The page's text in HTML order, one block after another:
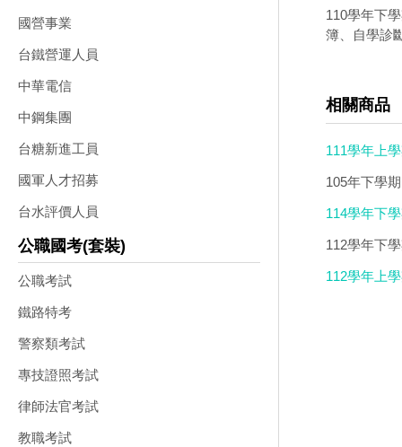
國營事業
台鐵營運人員
中華電信
中鋼集團
台糖新進工員
國軍人才招募
台水評價人員
公職國考(套裝)
公職考試
鐵路特考
警察類考試
專技證照考試
律師法官考試
教職考試
110學年下
簿、自學診
相關商品
111學年上
學光碟DVD
105年下學期國小輔助教本 （含康軒.
本.含解答
114學年下
112學年下
學光碟DVD
112學年上